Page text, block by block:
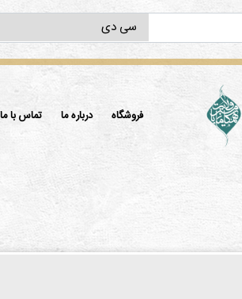
فروشگاه درباره ما تماس با ما